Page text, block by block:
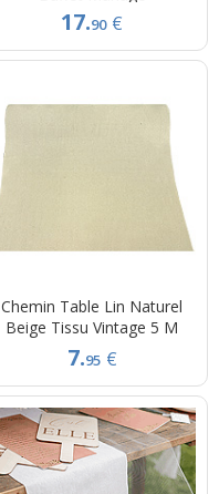
17.90 €
Chemin Table Lin Naturel
Beige Tissu Vintage 5 M
7.95 €